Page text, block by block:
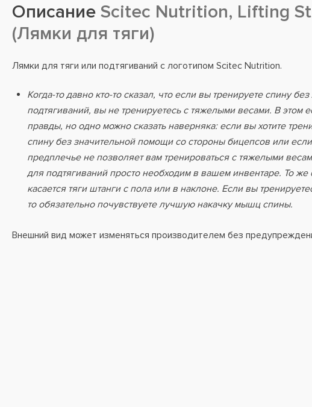
Описание Scitec Nutrition, Lifting
(Лямки для тяги)
Лямки для тяги или подтягиваний с логотипом Scitec Nutrition.
Когда-то давно кто-то сказал, что если вы тренируете спину
подтягиваний, вы не тренируетесь с тяжелыми весами. В этом
правды, но одно можно сказать наверняка: если вы хотите
спину без значительной помощи со стороны бицепсов или
предплечье не позволяет вам тренироваться с тяжелыми
для подтягиваний просто необходим в вашем инвентаре. То же
касается тяги штанги с пола или в наклоне. Если вы
то обязательно почувствуете лучшую накачку мышц спины.
Внешний вид может изменяться производителем без